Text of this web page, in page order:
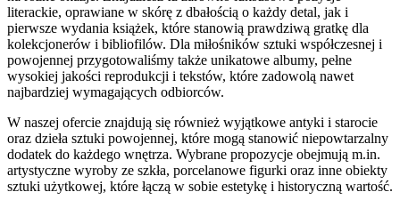
literackie, oprawiane w skórę z dbałością o każdy detal, jak i
pierwsze wydania książek, które stanowią prawdziwą gratkę dla
kolekcjonerów i bibliofilów. Dla miłośników sztuki współczesnej i
powojennej przygotowaliśmy także unikatowe albumy, pełne
wysokiej jakości reprodukcji i tekstów, które zadowolą nawet
najbardziej wymagających odbiorców.
W naszej ofercie znajdują się również wyjątkowe antyki i starocie
oraz dzieła sztuki powojennej, które mogą stanowić niepowtarzalny
dodatek do każdego wnętrza. Wybrane propozycje obejmują m.in.
artystyczne wyroby ze szkła, porcelanowe figurki oraz inne obiekty
sztuki użytkowej, które łączą w sobie estetykę i historyczną wartość.